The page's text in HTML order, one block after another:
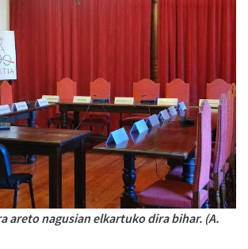
areto nagusian elkartuko dira bihar. (A.